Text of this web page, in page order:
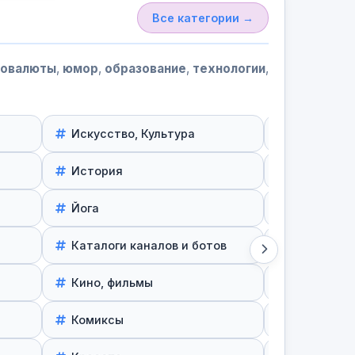
Все категории →
, юмор, образование, технологии,
Искусство, Культура
История
Йога
Каталоги каналов и ботов
Кино, фильмы
Комиксы